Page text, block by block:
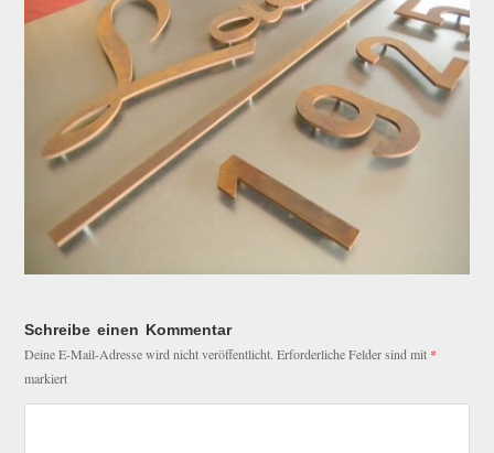
Schreibe einen Kommentar
Deine E-Mail-Adresse wird nicht veröffentlicht. Erforderliche Felder sind mit *
markiert